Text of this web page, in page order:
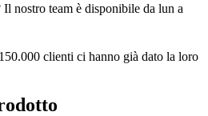
Il nostro team è disponibile da lun a
clienti ci hanno già dato la loro